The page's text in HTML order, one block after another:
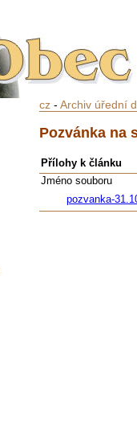
cz- Archiv úřední
Pozvánka na
Přílohy k článku
Jméno souboru
pozvanka-